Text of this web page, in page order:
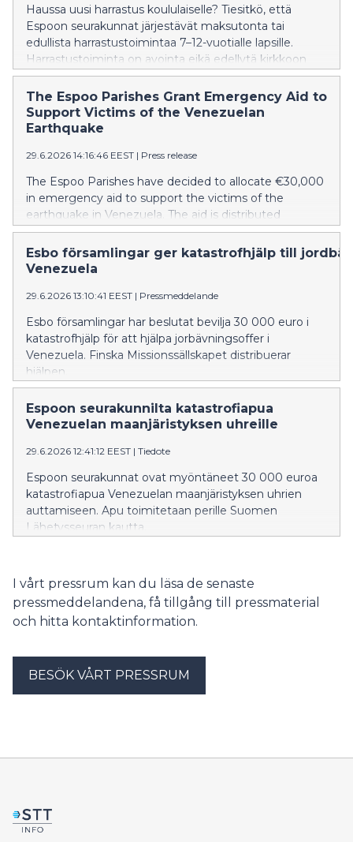
Haussa uusi harrastus koululaiselle? Tiesitkö, että
Espoon seurakunnat järjestävät maksutonta tai
edullista harrastustoimintaa 7–12-vuotialle lapsille.
Harrastustoiminta on avointa eikä edellytä kirkkoon
kuulumista. Koululaisten toimintaan ilmoittaudutaan
verkossa elo-syyskuun vaihteessa.
The Espoo Parishes Grant Emergency Aid to
Support Victims of the Venezuelan
Earthquake
29.6.2026 14:16:46 EEST | Press release
The Espoo Parishes have decided to allocate €30,000
in emergency aid to support the victims of the
earthquake in Venezuela. The aid is distributed
through the Finnish Evangelical Lutheran Mission.
Esbo församlingar ger katastrofhjälp till
Venezuela
29.6.2026 13:10:41 EEST | Pressmeddelande
Esbo församlingar har beslutat bevilja 30 000 euro i
katastrofhjälp för att hjälpa jorbävningsoffer i
Venezuela. Finska Missionssällskapet distribuerar
hjälpen.
Espoon seurakunnilta katastrofiapua
Venezuelan maanjäristyksen uhreille
29.6.2026 12:41:12 EEST | Tiedote
Espoon seurakunnat ovat myöntäneet 30 000 euroa
katastrofiapua Venezuelan maanjäristyksen uhrien
auttamiseen. Apu toimitetaan perille Suomen
Lähetysseuran kautta.
I vårt pressrum kan du läsa de senaste
pressmeddelandena, få tillgång till pressmaterial
och hitta kontaktinformation.
BESÖK VÅRT PRESSRUM